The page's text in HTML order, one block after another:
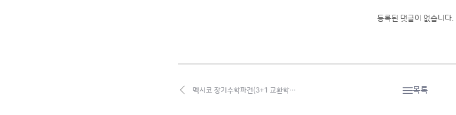
등록된 댓글이 없습니다.
멕시코 장기수학파견(3+1 교환학… 목록